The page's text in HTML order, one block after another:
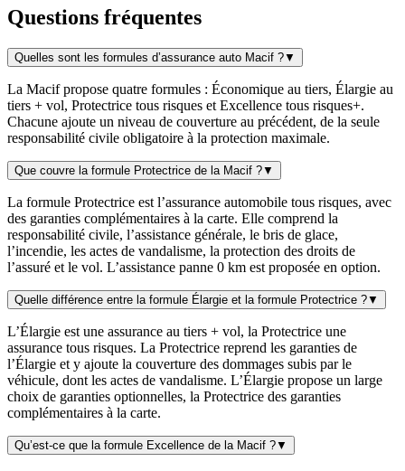
Questions fréquentes
Quelles sont les formules d’assurance auto Macif ?▼
La Macif propose quatre formules : Économique au tiers, Élargie au
tiers + vol, Protectrice tous risques et Excellence tous risques+.
Chacune ajoute un niveau de couverture au précédent, de la seule
responsabilité civile obligatoire à la protection maximale.
Que couvre la formule Protectrice de la Macif ?▼
La formule Protectrice est l’assurance automobile tous risques, avec
des garanties complémentaires à la carte. Elle comprend la
responsabilité civile, l’assistance générale, le bris de glace,
l’incendie, les actes de vandalisme, la protection des droits de
l’assuré et le vol. L’assistance panne 0 km est proposée en option.
Quelle différence entre la formule Élargie et la formule Protectrice ?▼
L’Élargie est une assurance au tiers + vol, la Protectrice une
assurance tous risques. La Protectrice reprend les garanties de
l’Élargie et y ajoute la couverture des dommages subis par le
véhicule, dont les actes de vandalisme. L’Élargie propose un large
choix de garanties optionnelles, la Protectrice des garanties
complémentaires à la carte.
Qu’est-ce que la formule Excellence de la Macif ?▼